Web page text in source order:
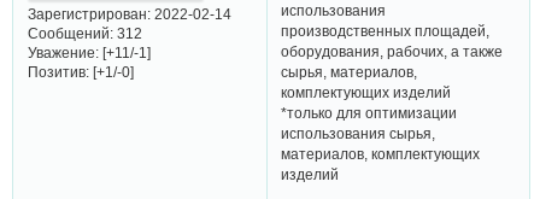
Зарегистрирован: 2022-02-14
Сообщений:312
Уважение: [+11/-1]
Позитив: [+1/-0]
использования
производственных площадей,
оборудования, рабочих, а также
сырья, материалов,
комплектующих изделий
*только для оптимизации
использования сырья,
материалов, комплектующих
изделий